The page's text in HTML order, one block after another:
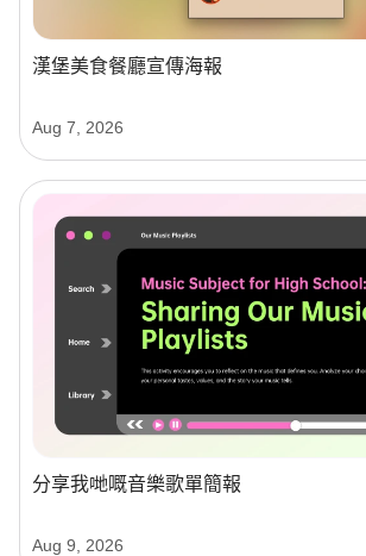
漢堡美食餐廳宣傳海報
Aug 7, 2026
分享我哋嘅音樂歌單簡報
Aug 9, 2026